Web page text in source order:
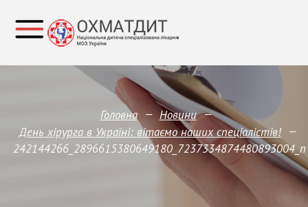
Головна — Новини —
День хірурга в Україні: вітаємо наших спеціалістів! —
242144266_2896615380649180_7237334874480893004_n